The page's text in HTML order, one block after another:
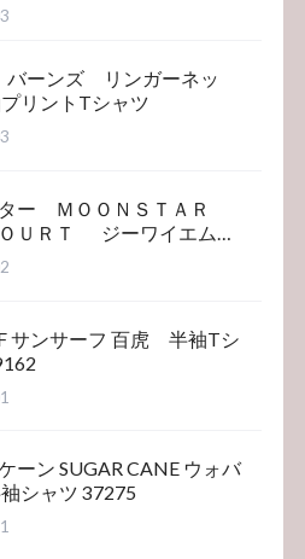
ーンズ リンガーネッ
リントTシャツ
ター ＭＯＯＮＳＴＡＲ
ＯＵＲＴ ジーワイエム
サンサーフ 百虎 半袖Tシ
ーン SUGAR CANE ウォバ
ュ 半袖シャツ 37275